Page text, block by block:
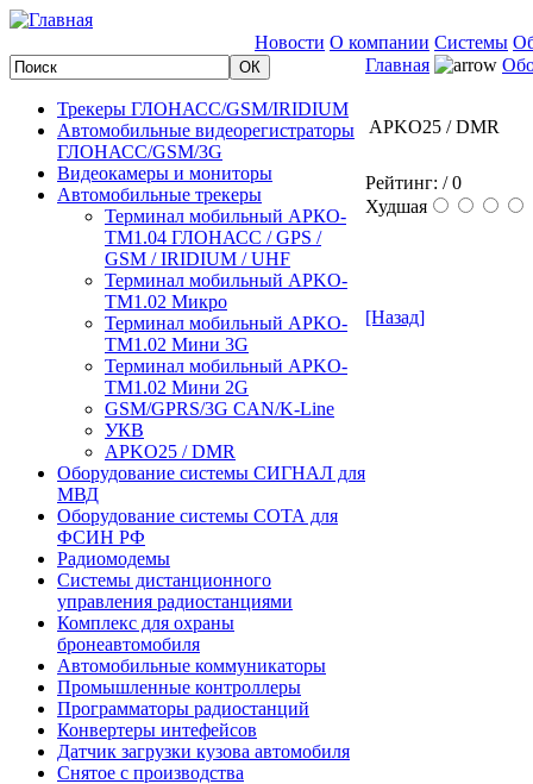
Новости О компании Системы
Трекеры ГЛОНАСС/GSM/IRIDIUM
Автомобильные видеорегистраторы
ГЛОНАСС/GSM/3G
Видеокамеры и мониторы
Автомобильные трекеры
Терминал мобильный АРКО-
ТМ1.04 ГЛОНАСС / GPS /
GSM / IRIDIUM / UHF
Терминал мобильный APKO-
TM1.02 Микро
Терминал мобильный APKO-
TM1.02 Мини 3G
Терминал мобильный APKO-
TM1.02 Мини 2G
GSM/GPRS/3G CAN/K-Line
УКВ
APKO25 / DMR
Оборудование системы СИГНАЛ для
МВД
Оборудование системы СОТА для
ФСИН РФ
Радиомодемы
Системы дистанционного
управления радиостанциями
Комплекс для охраны
бронеавтомобиля
Автомобильные коммуникаторы
Промышленные контроллеры
Программаторы радиостанций
Конвертеры интефейсов
Датчик загрузки кузова автомобиля
Снятое с производства
Главная
APKO25 / DMR
Рейтинг: / 0
Худшая
[Назад]